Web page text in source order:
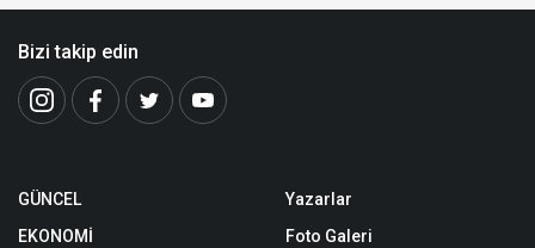
Bizi takip edin
GÜNCEL
EKONOMİ
Yazarlar
Foto Galeri